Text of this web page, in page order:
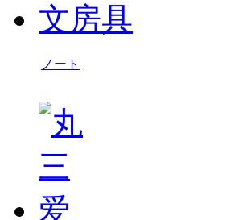
文房具
ノート